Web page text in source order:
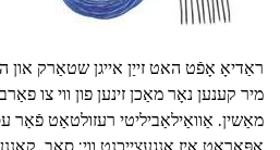
ראַדיאָ אָפֿט האט זייַן אייגן שטאַרק און
מיר קענען נאָר מאַכן זינען פון ווי צו
מאַשין. אַוואַילאַביליטי רעזולטאַט פֿאַר